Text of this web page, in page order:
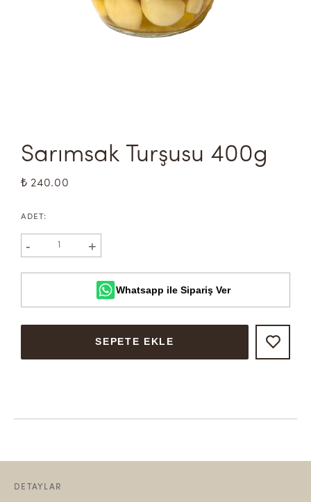
Sarımsak Turşusu 400g
₺ 240.00
ADET:
- 1 +
Whatsapp ile Sipariş Ver
SEPETE EKLE
DETAYLAR